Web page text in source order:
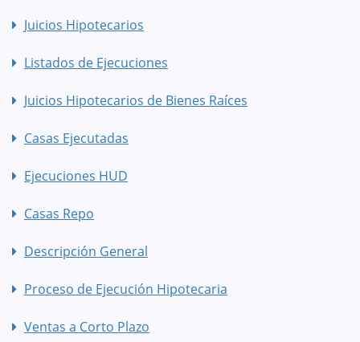
Juicios Hipotecarios
Listados de Ejecuciones
Juicios Hipotecarios de Bienes Raíces
Casas Ejecutadas
Ejecuciones HUD
Casas Repo
Descripción General
Proceso de Ejecución Hipotecaria
Ventas a Corto Plazo